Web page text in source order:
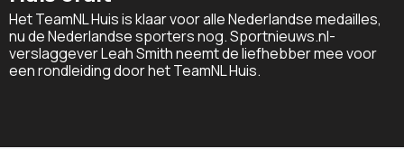
Het TeamNL Huis is klaar voor alle Nederlandse medailles,
nu de Nederlandse sporters nog. Sportnieuws.nl-
verslaggever Leah Smith neemt de liefhebber mee voor
een rondleiding door het TeamNL Huis.